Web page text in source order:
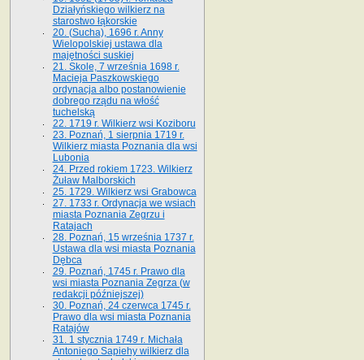
Działyńskiego wilkierz na
starostwo łąkorskie
20. (Sucha), 1696 r. Anny
Wielopolskiej ustawa dla
majętności suskiej
21. Skole, 7 września 1698 r.
Macieja Paszkowskiego
ordynacja albo postanowienie
dobrego rządu na włość
tuchelską
22. 1719 r. Wilkierz wsi Koziboru
23. Poznań, 1 sierpnia 1719 r.
Wilkierz miasta Poznania dla wsi
Lubonia
24. Przed rokiem 1723. Wilkierz
Żuław Malborskich
25. 1729. Wilkierz wsi Grabowca
27. 1733 r. Ordynacja we wsiach
miasta Poznania Zegrzu i
Ratajach
28. Poznań, 15 września 1737 r.
Ustawa dla wsi miasta Poznania
Dębca
29. Poznań, 1745 r. Prawo dla
wsi miasta Poznania Zegrza (w
redakcji późniejszej)
30. Poznań, 24 czerwca 1745 r.
Prawo dla wsi miasta Poznania
Ratajów
31. 1 stycznia 1749 r. Michała
Antoniego Sapiehy wilkierz dla